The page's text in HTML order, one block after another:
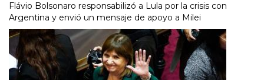
Flávio Bolsonaro responsabilizó a Lula por la crisis con
Argentina y envió un mensaje de apoyo a Milei